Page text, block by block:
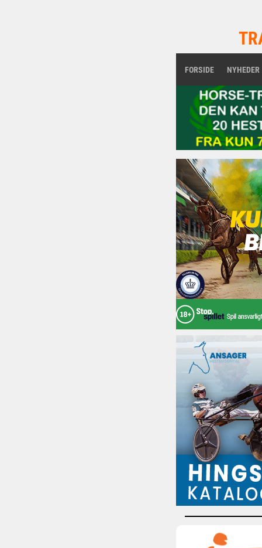
FORSIDE NYHEDER